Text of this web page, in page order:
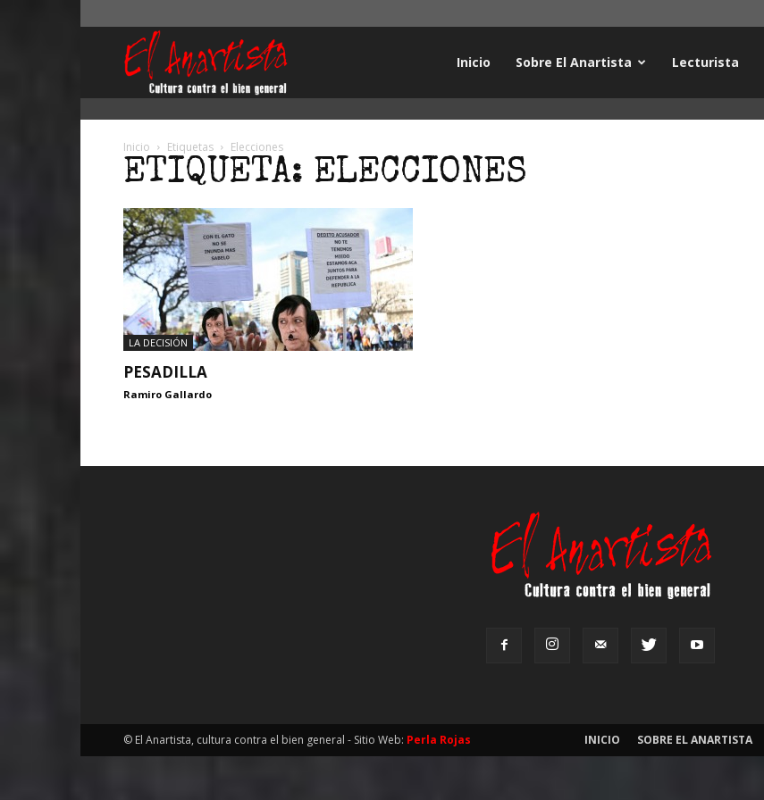
Inicio Sobre El Anartista Lecturista
Inicio Etiquetas Elecciones
ETIQUETA: ELECCIONES
LA DECISIÓN
PESADILLA
Ramiro Gallardo
INICIO SOBRE EL ANARTISTA
© El Anartista, cultura contra el bien general - Sitio Web: Perla Rojas